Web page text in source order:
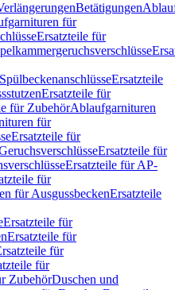
Betätigungen
für
Ersatzteile für
SpülbeckenanschlüsseErsatzteile
Ersatzteile für
für ZubehörAblaufgarnituren
für
Ersatzteile für
Ersatzteile für
Ersatzteile für AP-
für
für AusgussbeckenErsatzteile
Ersatzteile für
Ersatzteile für
für
für
ZubehörDuschen und